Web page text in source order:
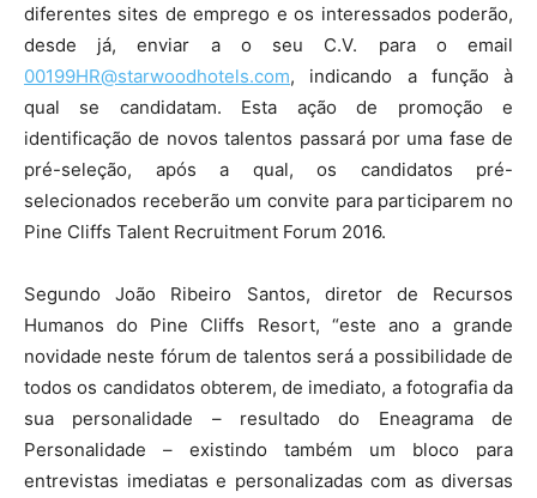
diferentes sites de emprego e os interessados poderão,
desde já, enviar a o seu C.V. para o email
00199HR@starwoodhotels.com, indicando a função à
qual se candidatam. Esta ação de promoção e
identificação de novos talentos passará por uma fase de
pré-seleção, após a qual, os candidatos pré-
selecionados receberão um convite para participarem no
Pine Cliffs Talent Recruitment Forum 2016.
Segundo João Ribeiro Santos, diretor de Recursos
Humanos do Pine Cliffs Resort, “este ano a grande
novidade neste fórum de talentos será a possibilidade de
todos os candidatos obterem, de imediato, a fotografia da
sua personalidade – resultado do Eneagrama de
Personalidade – existindo também um bloco para
entrevistas imediatas e personalizadas com as diversas